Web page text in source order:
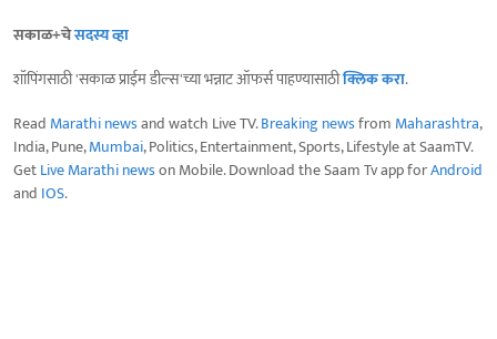
सकाळ+चेसदस्य व्हा
शॉपिंगसाठी 'सकाळ प्राईम डील्स'च्या भन्नाट ऑफर्स पाहण्यासाठीक्लिक करा.
Read Marathi newsand watch Live TV.Breaking newsfrom Maharashtra,
India, Pune,Mumbai, Politics, Entertainment, Sports, Lifestyle at SaamTV.
GetLive Marathi newson Mobile. Download the Saam Tv app forAndroid
and IOS.